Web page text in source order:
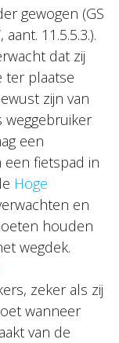
gewogen (GS
11.5.5.3.).
dat zij
ter plaatse
zijn van
weggebruiker
een
een fietspad in
Hoge
en
houden
wegdek.
zeker als zij
wanneer
van de